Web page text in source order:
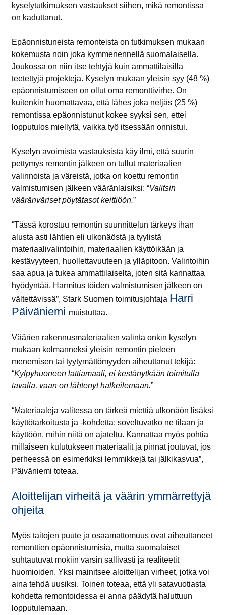
kyselytutkimuksen vastaukset siihen, mikä remontissa
on kaduttanut.
Epäonnistuneista remonteista on tutkimuksen mukaan
kokemusta noin joka kymmenennellä suomalaisella.
Joukossa on niin itse tehtyjä kuin ammattilaisilla
teetettyjä projekteja. Kyselyn mukaan yleisin syy (48 %)
epäonnistumiseen on ollut oma remonttivirhe. On
kuitenkin huomattavaa, että lähes joka neljäs (25 %)
remontissa epäonnistunut kokee syyksi sen, ettei
lopputulos miellytä, vaikka työ itsessään onnistui.
Kyselyn avoimista vastauksista käy ilmi, että suurin
pettymys remontin jälkeen on tullut materiaalien
valinnoista ja väreistä, jotka on koettu remontin
valmistumisen jälkeen vääränlaisiksi: “Valitsin
vääränväriset pöytätasot keittiöön.”
“Tässä korostuu remontin suunnittelun tärkeys ihan
alusta asti lähtien eli ulkonäöstä ja tyylistä
materiaalivalintoihin, materiaalien käyttöikään ja
kestävyyteen, huollettavuuteen ja ylläpitoon. Valintoihin
saa apua ja tukea ammattilaiselta, joten sitä kannattaa
hyödyntää. Harmitus töiden valmistumisen jälkeen on
vältettävissä”, Stark Suomen toimitusjohtaja Harri
Päiväniemi muistuttaa.
Väärien rakennusmateriaalien valinta onkin kyselyn
mukaan kolmanneksi yleisin remontin pieleen
menemisen tai tyytymättömyyden aiheuttanut tekijä:
“Kylpyhuoneen lattiamaali, ei kestänytkään toimitulla
tavalla, vaan on lähtenyt halkeilemaan.”
“Materiaaleja valitessa on tärkeä miettiä ulkonäön lisäksi
käyttötarkoitusta ja -kohdetta; soveltuvatko ne tilaan ja
käyttöön, mihin niitä on ajateltu. Kannattaa myös pohtia
millaiseen kulutukseen materiaalit ja pinnat joutuvat, jos
perheessä on esimerkiksi lemmikkejä tai jälkikasvua”,
Päiväniemi toteaa.
Aloittelijan virheitä ja väärin ymmärrettyjä
ohjeita
Myös taitojen puute ja osaamattomuus ovat aiheuttaneet
remonttien epäonnistumisia, mutta suomalaiset
suhtautuvat mokiin varsin sallivasti ja realiteetit
huomioiden. Yksi mainitsee aloittelijan virheet, jotka voi
aina tehdä uusiksi. Toinen toteaa, että yli satavuotiasta
kohdetta remontoidessa ei anna päädytä haluttuun
lopputulemaan.